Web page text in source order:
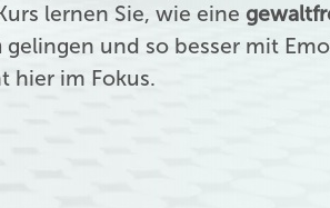
lernen Sie, wie eine
gelingen und so besser mit
hier im Fokus.